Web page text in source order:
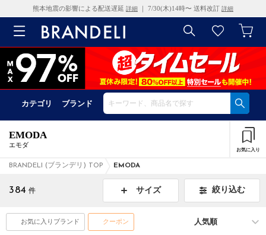
熊本地震の影響による配送遅延 詳細 ｜ 7/30(木)14時〜 送料改訂 詳細
カテゴリ ブランド
EMODA
エモダ
お気に入り
BRANDELI (ブランデリ) TOP EMODA
384 件 サイズ 絞り込む
お気に入りブランド クーポン